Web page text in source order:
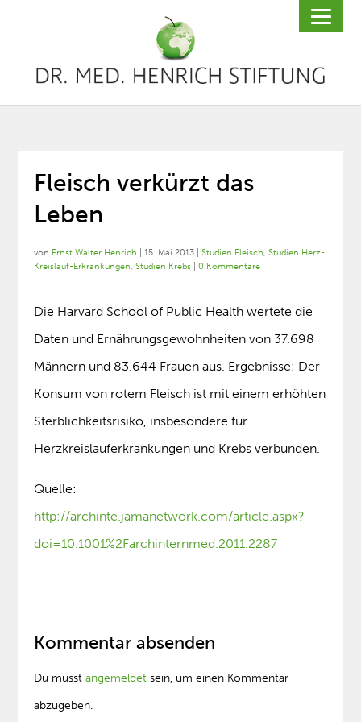
Fleisch verkürzt das
Leben
von Ernst Walter Henrich |15. Mai 2013 |Studien Fleisch,Studien Herz-
Kreislauf-Erkrankungen,Studien Krebs |0 Kommentare
Die Harvard School of Public Health wertete die
Daten und Ernährungsgewohnheiten von 37.698
Männern und 83.644 Frauen aus. Ergebnisse: Der
Konsum von rotem Fleisch ist mit einem erhöhten
Sterblichkeitsrisiko, insbesondere für
Herzkreislauferkrankungen und Krebs verbunden.
Quelle:
http://archinte.jamanetwork.com/article.aspx?
doi=10.1001%2Farchinternmed.2011.2287
Kommentar absenden
Du musstangemeldet sein, um einen Kommentar
abzugeben.